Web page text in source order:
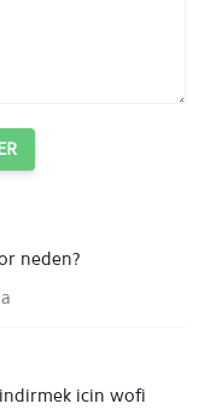
neden?
icin wofi